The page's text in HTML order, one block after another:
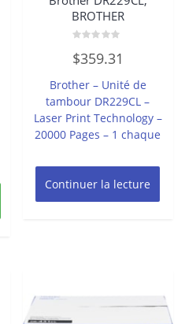
BROTHER
0
sur
$359.31
Brother – Unité de
tambour DR229CL –
Laser Print Technology –
20000 Pages – 1 chaque
Continuer la lecture